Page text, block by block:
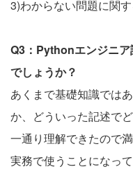
3)わからない問題に関
Q3：Pythonエンジニ
でしょうか？
あくまで基礎知識では
か、どういった記述で
一通り理解できたので満
実務で使うことになっ